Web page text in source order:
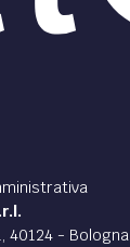
40124 - Bologna